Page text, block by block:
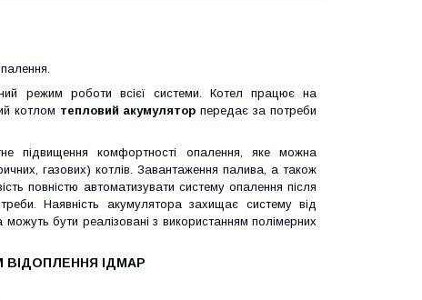
режим роботи всієї системи. Котел працює на
котлом тепловий акумулятор передає за потреби
підвищення комфортності опалення, яке можна
газових) котлів. Завантаження палива, а також
повністю автоматизувати систему опалення після
Наявність акумулятора захищає систему від
бути реалізовані з використанням полімерних
ІДМАР